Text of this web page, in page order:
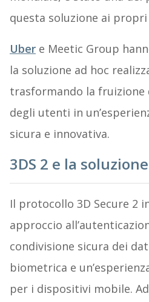
questa soluzione ai
Ubere Meetic Group
la soluzione ad hoc
trasformando la fruizione
degli utenti in
sicura e innovativa.
3DS 2 e la
Il protocollo 3D Secure 2
approccio
condivisione sicura dei
biometrica e
per i dispositivi mobile.